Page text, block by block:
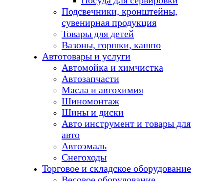
Подсвечники, кронштейны,
сувенирная продукция
Товары для детей
Вазоны, горшки, кашпо
Автотовары и услуги
Автомойка и химчистка
Автозапчасти
Масла и автохимия
Шиномонтаж
Шины и диски
Авто инструмент и товары для
авто
Автоэмаль
Снегоходы
Торговое и складское оборудование